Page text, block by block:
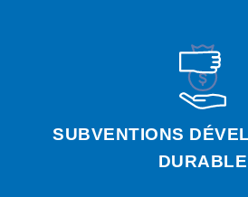
SUBVENTIONS
DURABLE